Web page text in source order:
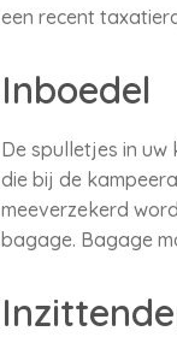
een recent
Inboedel
De spulletjes in
die bij de
meeverzekerd
bagage. Bagage